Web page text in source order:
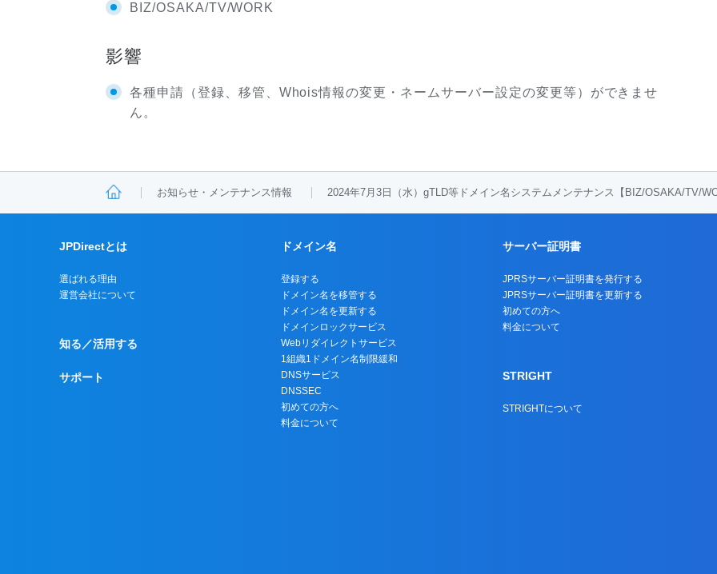
BIZ/OSAKA/TV/WORK
影響
各種申請（登録、移管、Whois情報の変更・ネームサーバー設定の変更等）ができませ
ん。
お知らせ・メンテナンス情報 2024年7月3日（水）gTLD等ドメイン名システムメンテナンス【BIZ/OSAKA/TV/
JPDirectとは
選ばれる理由
運営会社について
知る／活用する
サポート
ドメイン名
登録する
ドメイン名を移管する
ドメイン名を更新する
ドメインロックサービス
Webリダイレクトサービス
1組織1ドメイン名制限緩和
DNSサービス
DNSSEC
初めての方へ
料金について
サーバー証明書
JPRSサーバー証明書を発行する
JPRSサーバー証明書を更新する
初めての方へ
料金について
STRIGHT
STRIGHTについて